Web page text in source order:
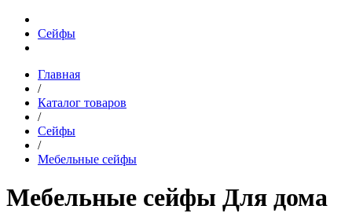
Сейфы
Главная
/
Каталог товаров
/
Сейфы
/
Мебельные сейфы
Мебельные сейфы Для дома